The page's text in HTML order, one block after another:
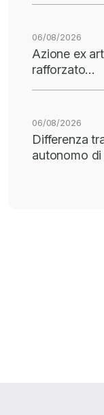
06/08/2026
Azione ex
rafforzato…
06/08/2026
Differenza
autonomo